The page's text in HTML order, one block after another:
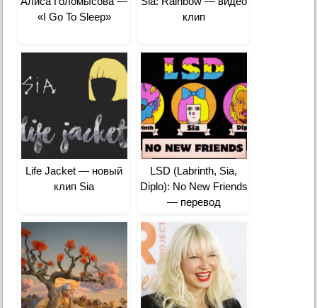
«I Go To Sleep»
клип
Life Jacket — новый
клип Sia
LSD (Labrinth, Sia,
Diplo): No New Friends
— перевод